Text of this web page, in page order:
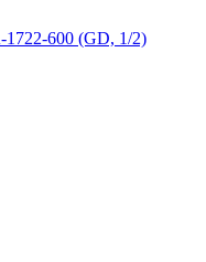
600 (GD, 1/2)